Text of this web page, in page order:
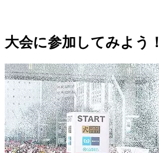
大会に参加してみよう！